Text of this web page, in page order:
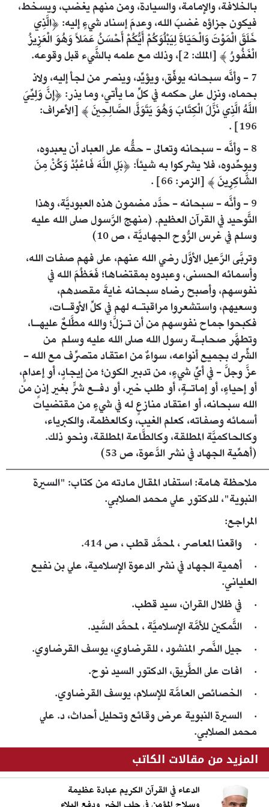
بالخلافة، والإمامة، والسيادة، ومن منهم يغضب، ويسخط،
فيكون جزاؤه غضبَ الله، وعدمَ إسناد شيءٍ إليه: ﴿الَّذِي
خَلَقَ الْمَوْتَ وَالْحَيَاةَ لِيَبْلُوَكُمْ أَيُّكُمْ أَحْسَنُ عَمَلاً وَهُوَ الْعَزِيزُ
الْغَفُورُ ﴾ [الملك: 2]، وذلك مع علمه بالشَّيء قبل وقوعه.
7 - وأنَّه سبحانه يوفِّق، ويؤيِّد، وينصر من لجأ إليه، ولاذ
بحماه، ونزل على حكمه في كلِّ ما يأتي، وما يذر: ﴿إِنَّ وَلِيِّيَ
اللَّهُ الَّذِي نَزَّلَ الْكِتَابَ وَهُوَ يَتَوَلَّى الصَّالِحِينَ ﴾ [الأعراف:
196] .
8 - وأنَّه - سبحانه وتعالى - حقُّه على العباد أن يعبدوه،
ويوحِّدوه، فلا يشركوا به شيئاً: ﴿بَلِ اللَّهَ فَاعْبُدْ وَكُنْ مِنَ
الشَّاكِرِينَ ﴾ [الزمر: 66] .
9 - وأنَّه - سبحانه - حدَّد مضمون هذه العبوديَّة، وهذا
التَّوحيد في القرآن العظيم. (منهج الرَّسول صلى الله عليه
وسلم في غرس الرُّوح الجهاديَّة ، ص 10)
وتربَّى الرَّعيل الأوَّل رضي الله عنهم، على فهم صفات الله،
وأسمائه الحسنى، وعبدوه بمقتضاها؛ فَعَظُمَ الله في
نفوسهم، وأصبح رضاه سبحانه غايةَ مقصدهم،
وسعيهم، واستشعروا مراقبتـه لهم في كلِّ الأوقـات،
فكبحوا جماح نفوسهم من أن تـزلَّ؛ والله مطَّلعٌ عليهـا،
وتطهَّر صحابـة رسول الله صلى الله عليه وسلم من
الشِّرك بجميع أنواعه، سواءٌ من اعتقاد متصرِّف مع الله -
عزَّ وجلَّ - في أيِّ شيءٍ، من تدبير الكون؛ من إيجادٍ، أو إعدامٍ،
أو إحياءٍ، أو إماتـةٍ، أو طلب خير، أو دفـع شرٍّ بغير إذنٍ من
الله سبحانه، أو اعتقاد منازعٍ له في شيءٍ من مقتضيات
أسمائه وصفاته، كعلم الغيب، وكالعظمة، والكبرياء،
وكالحاكميَّة المطلقة، وكالطَّاعة المطلقة، ونحو ذلك.
(أهمِّية الجهاد في نشر الدَّعوة، ص 53)
ملاحظة هامة: استفاد المقال مادته من كتاب: "السيرة
النبوية"، للدكتور علي محمد الصلابي.
المراجع:
· واقعنا المعاصر ، لمحمَّد قطب ، ص 414.
· أهمية الجهاد في نشر الدعوة الإسلامية، علي بن نفيع
العلياني.
· في ظلال القران، سيد قطب.
· التَّمكين للأمَّة الإسلاميَّة ، لمحمَّد السَّيد.
· جيل النَّصر المنشود ، للقرضاوي، يوسف القرضاوي.
· افات على الطَّريق، الدكتور السيد نوح.
· الخصائص العامَّة للإسلام، يوسف القرضاوي.
· السيرة النبوية عرض وقائع وتحليل أحداث، د. علي
محمد الصلابي.
المزيد من مقالات الكاتب
الدعاء في القرآن الكريم عبادة عظيمة